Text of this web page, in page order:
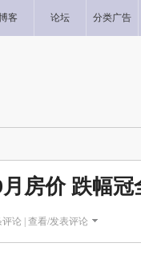
客 论坛 分类广告
房价 跌幅冠
论 | 查看/发表评论